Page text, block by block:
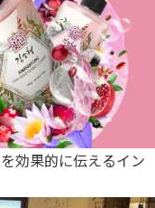
効果的に伝えるイン